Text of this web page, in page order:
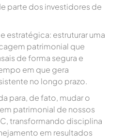
parte dos investidores de
estratégica: estruturar uma
patrimonial que
de forma segura e
em que gera
no longo prazo.
para, de fato, mudar o
patrimonial de nossos
transformando disciplina
em resultados